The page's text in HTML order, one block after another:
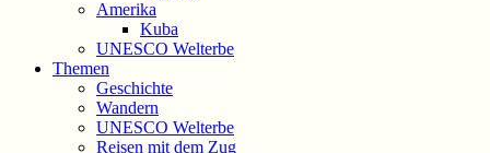
Amerika
Kuba
UNESCO Welterbe
Themen
Geschichte
Wandern
UNESCO Welterbe
Reisen mit dem Zug